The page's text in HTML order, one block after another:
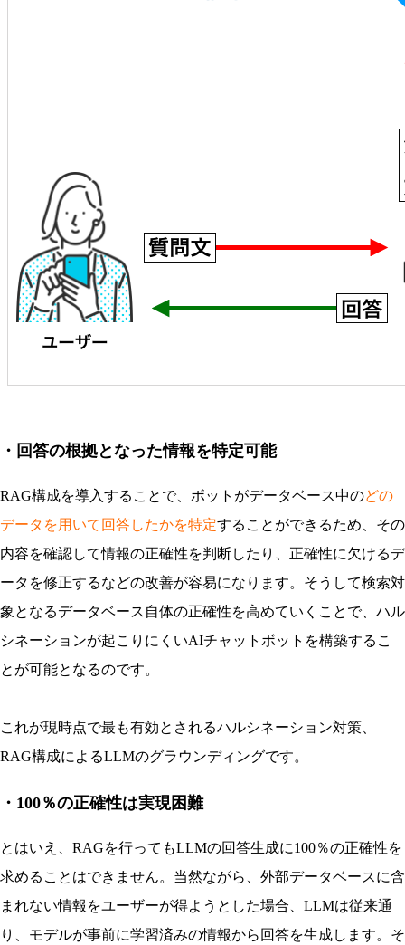
・回答の根拠となった情報を特定可能
RAG構成を導入することで、ボットがデータベース中のどの
データを用いて回答したかを特定することができるため、その
内容を確認して情報の正確性を判断したり、正確性に欠けるデ
ータを修正するなどの改善が容易になります。そうして検索対
象となるデータベース自体の正確性を高めていくことで、ハル
シネーションが起こりにくいAIチャットボットを構築するこ
とが可能となるのです。
これが現時点で最も有効とされるハルシネーション対策、
RAG構成によるLLMのグラウンディングです。
・100％の正確性は実現困難
とはいえ、RAGを行ってもLLMの回答生成に100％の正確性を
求めることはできません。当然ながら、外部データベースに含
まれない情報をユーザーが得ようとした場合、LLMは従来通
り、モデルが事前に学習済みの情報から回答を生成します。そ